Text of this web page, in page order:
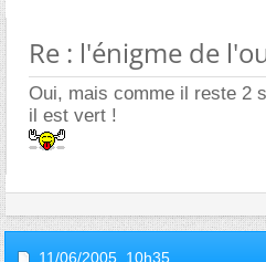
Re : l'énigme de
Oui, mais comme il reste 2
il est vert !
11/06/2005, 10h35